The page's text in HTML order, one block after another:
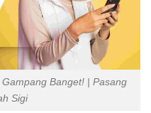
Banget! | Pasang
Sigi